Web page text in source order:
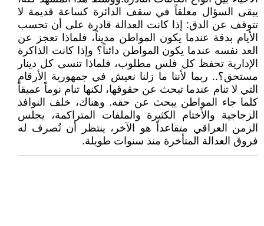
يبقى السؤال معلقاً في سقف الدائرة كساعة قديمة لا
تتوقف عن الدق: إذا كانت العدالة قادرة على أن تحسب
الأيام بدقة عندما يكون المواطن مديناً، فلماذا تعجز عن
العد نفسه عندما يكون المواطن دائناً؟ وإذا كانت الذاكرة
الإدارية تحفظ كل فلس مطلوب، فلماذا تنسى كل دينار
مستحق؟.. ربما لأننا ما زلنا نعيش في جمهورية الأرقام
التي لا تنام عندما تبحث عن حقوقها، لكنها تنام نوماً عميقاً
كلما جاء المواطن يبحث عن حقه. وهناك، خلف النوافذ
الزجاجية والأختام الكثيرة والملفات المتراكمة، يجلس
الزمن العراقي متقاعداً هو الآخر، ينتظر أن تُصرف له
فروق العدالة المتأخرة منذ سنوات طويلة.